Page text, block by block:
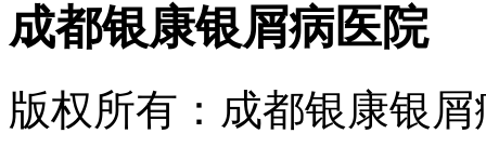
成都银康银屑病医院
版权所有：成都银康银